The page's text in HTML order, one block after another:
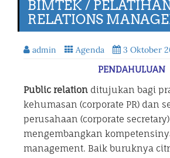
BIMTEK /
RELATIONS
admin Agenda 3 Oktober
PENDAHULUAN
Public relation ditujukan bagi
kehumasan (corporate PR) dan
perusahaan (corporate
mengembangkan
management. Baik buruknya